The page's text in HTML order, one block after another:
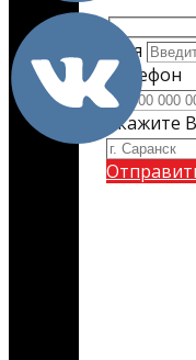
Имя
Телефон
Укажите